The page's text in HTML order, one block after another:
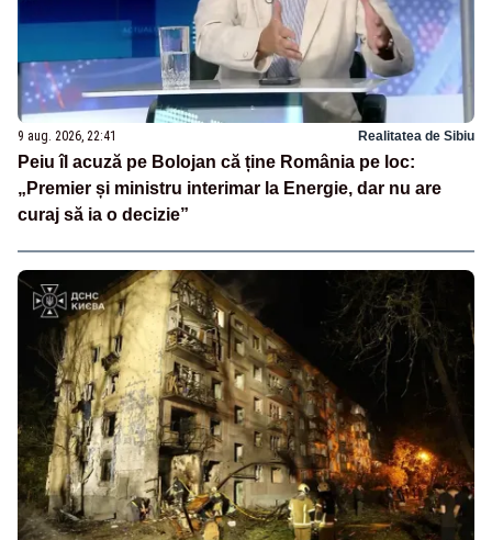
9 aug. 2026, 22:41 Realitatea de Sibiu
Peiu îl acuză pe Bolojan că ține România pe loc:
„Premier și ministru interimar la Energie, dar nu are
curaj să ia o decizie”